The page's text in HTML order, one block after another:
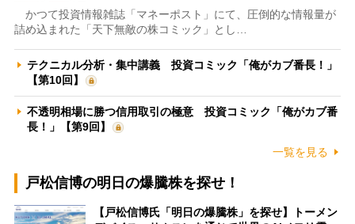
かつて投資情報雑誌「マネーポスト」にて、圧倒的な情報量が
詰め込まれた「天下無敵の株コミック」とし…
テクニカル分析・集中講義 投資コミック「俺がカブ番長！」
【第10回】
不透明相場に勝つ信用取引の極意 投資コミック「俺がカブ番
長！」【第9回】
一覧を見る
戸松信博の明日の爆騰株を探せ！
【戸松信博氏「明日の爆騰株」を探せ】トーメン